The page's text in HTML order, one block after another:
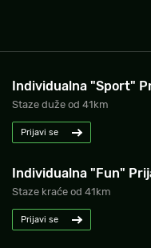
Individualna "Sport"
Staze duže od 41km
Prijavi se
Individualna "Fun"
Staze kraće od 41km
Prijavi se